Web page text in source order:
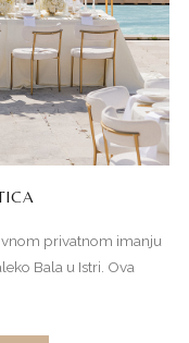
privatnom imanju
Bala u Istri. Ova